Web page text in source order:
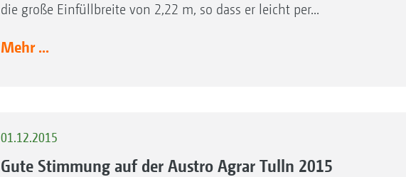
die große Einfüllbreite von 2,22 m, so dass er leicht per...
Mehr ...
01.12.2015
Gute Stimmung auf der Austro Agrar Tulln 2015